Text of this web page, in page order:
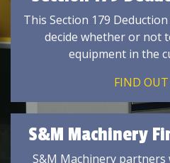
This Section 179
decide whether or not
equipment in the
FIND
S&M Machinery
S&M Machinery partners